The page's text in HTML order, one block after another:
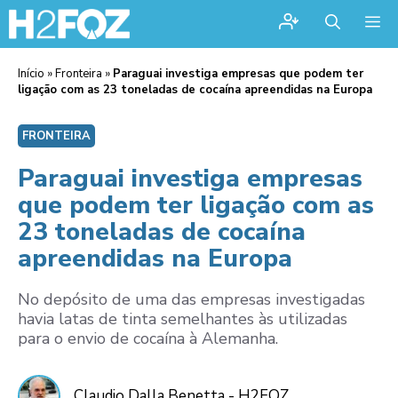
Início »Fronteira » Paraguai investiga empresas que podem ter
ligação com as 23 toneladas de cocaína apreendidas na Europa
FRONTEIRA
Paraguai investiga empresas
que podem ter ligação com as
23 toneladas de cocaína
apreendidas na Europa
No depósito de uma das empresas investigadas
havia latas de tinta semelhantes às utilizadas
para o envio de cocaína à Alemanha.